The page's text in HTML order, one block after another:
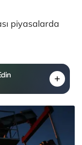
piyasalarda